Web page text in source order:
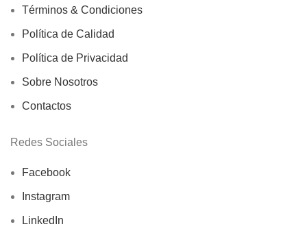
Términos & Condiciones
Política de Calidad
Política de Privacidad
Sobre Nosotros
Contactos
Redes Sociales
Facebook
Instagram
LinkedIn